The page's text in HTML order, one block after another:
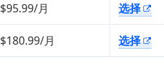
$95.99/月 选择
$180.99/月 选择